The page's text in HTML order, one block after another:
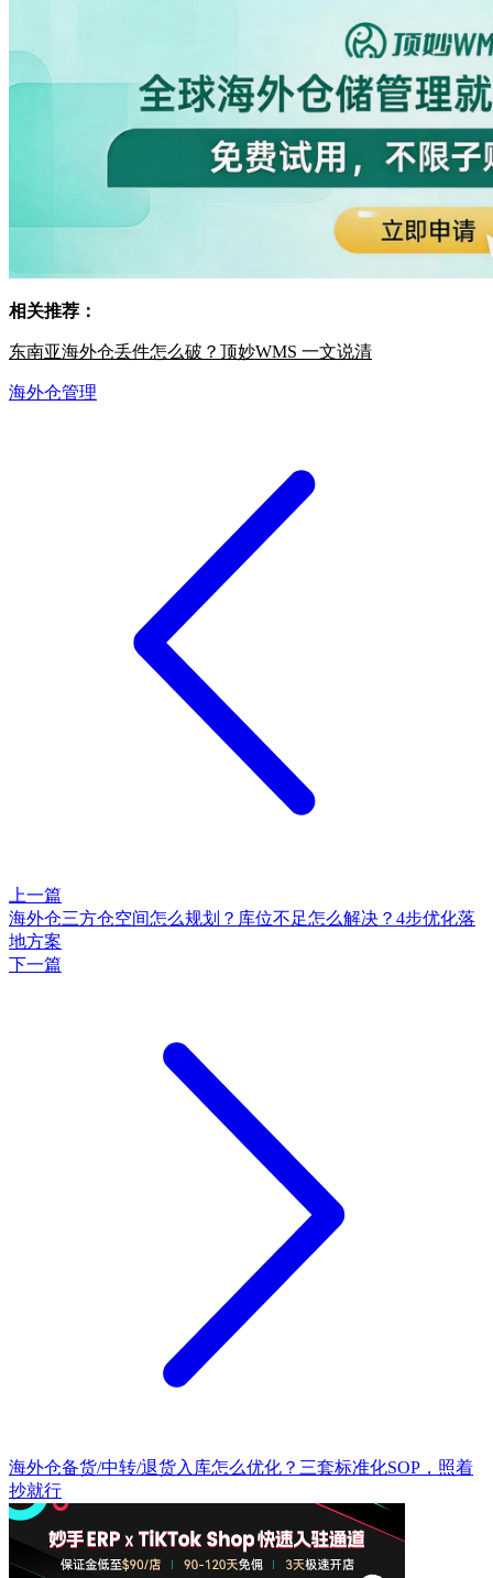
相关推荐：
东南亚海外仓丢件怎么破？顶妙WMS 一文说清
海外仓管理
上一篇
海外仓三方仓空间怎么规划？库位不足怎么解决？4步优化落
地方案
下一篇
海外仓备货/中转/退货入库怎么优化？三套标准化SOP，照着
抄就行